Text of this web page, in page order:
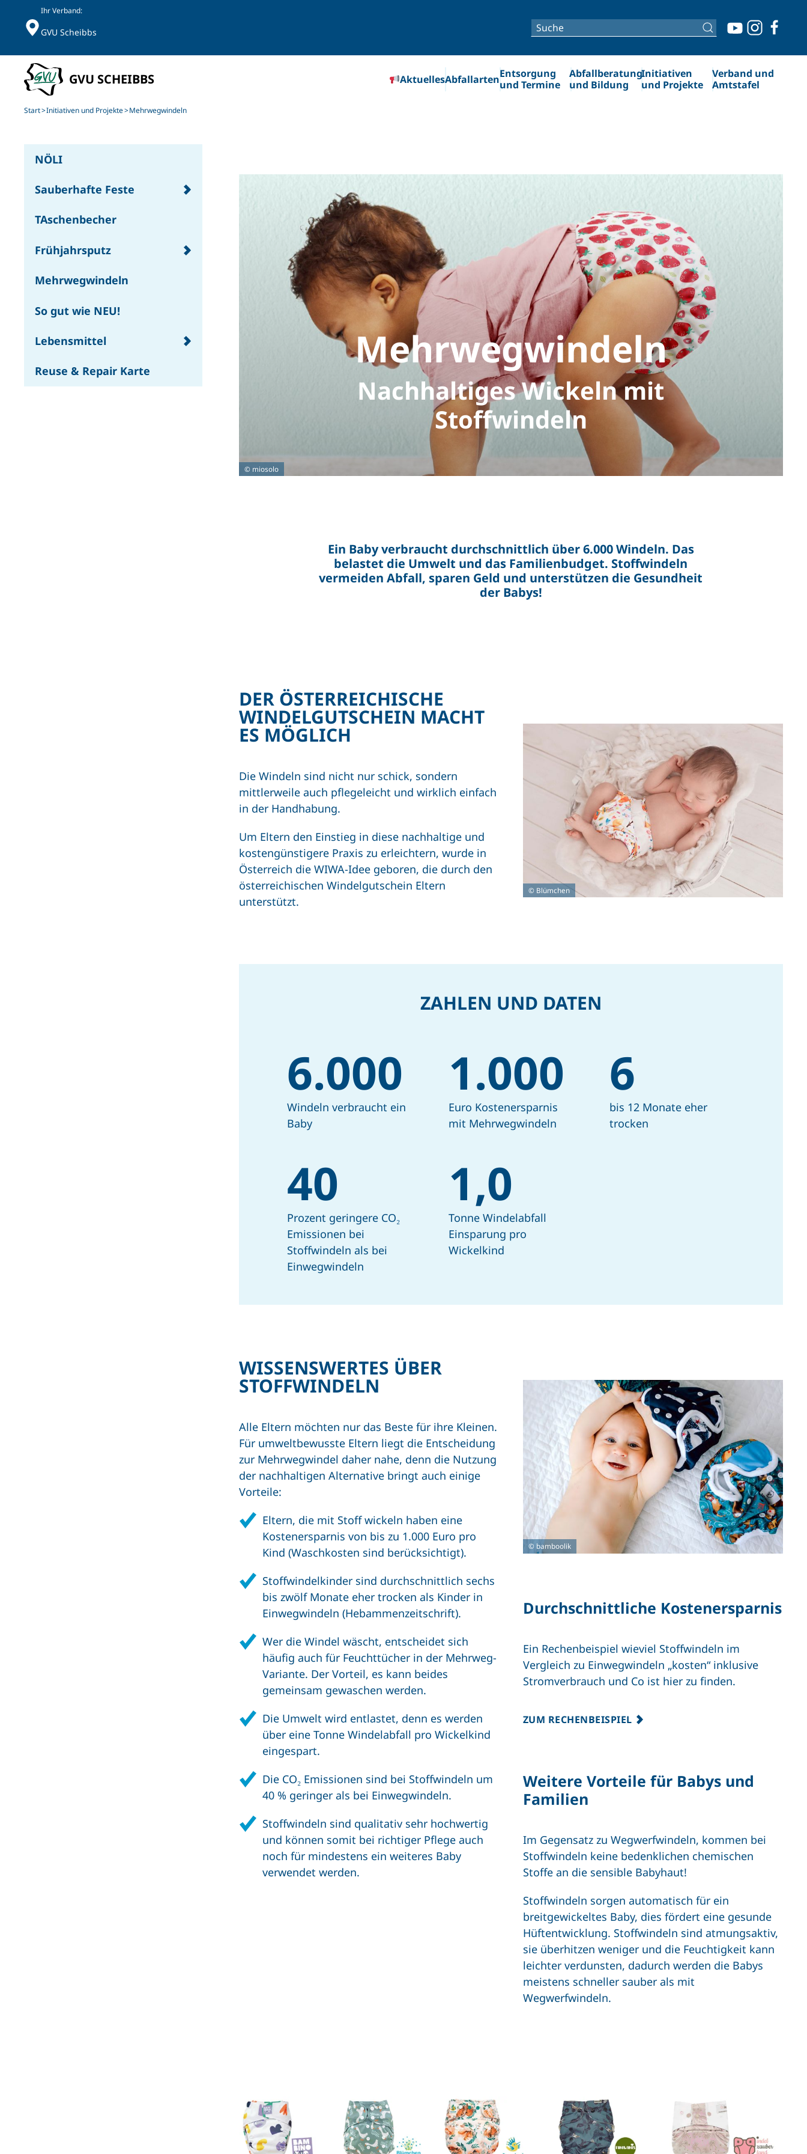
Skip to main content
Ihr Verband:
GVU Scheibbs
AktuellesAbfallartenEntsorgung
und Termine
Abfallberatung
und Bildung
Initiativen
und Projekte
Verband und
Amtstafel
Start Initiativen und Projekte Mehrwegwindeln
NÖLI
Sauberhafte Feste
TAschenbecher
Frühjahrsputz
Mehrwegwindeln
So gut wie NEU!
Lebensmittel
Reuse & Repair Karte
© miosolo
Mehrwegwindeln
Nachhaltiges Wickeln mit
Stoffwindeln
Ein Baby verbraucht durchschnittlich über 6.000 Windeln. Das
belastet die Umwelt und das Familienbudget. Stoffwindeln
vermeiden Abfall, sparen Geld und unterstützen die Gesundheit
der Babys!
DER ÖSTERREICHISCHE
WINDELGUTSCHEIN MACHT
ES MÖGLICH
Die Windeln sind nicht nur schick, sondern
mittlerweile auch pflegeleicht und wirklich einfach
in der Handhabung.
Um Eltern den Einstieg in diese nachhaltige und
kostengünstigere Praxis zu erleichtern, wurde in
Österreich die WIWA-Idee geboren, die durch den
österreichischen Windelgutschein Eltern
unterstützt.
© Blümchen
ZAHLEN UND DATEN
6.000
Windeln verbraucht ein
Baby
1.000
Euro Kostenersparnis
mit Mehrwegwindeln
6
bis 12 Monate eher
trocken
40
Prozent geringere CO₂
Emissionen bei
Stoffwindeln als bei
Einwegwindeln
1,0
Tonne Windelabfall
Einsparung pro
Wickelkind
WISSENSWERTES ÜBER
STOFFWINDELN
Alle Eltern möchten nur das Beste für ihre Kleinen.
Für umweltbewusste Eltern liegt die Entscheidung
zur Mehrwegwindel daher nahe, denn die Nutzung
der nachhaltigen Alternative bringt auch einige
Vorteile:
Eltern, die mit Stoff wickeln haben eine
Kostenersparnis von bis zu 1.000 Euro pro
Kind (Waschkosten sind berücksichtigt).
Stoffwindelkinder sind durchschnittlich sechs
bis zwölf Monate eher trocken als Kinder in
Einwegwindeln (Hebammenzeitschrift).
Wer die Windel wäscht, entscheidet sich
häufig auch für Feuchttücher in der Mehrweg-
Variante. Der Vorteil, es kann beides
gemeinsam gewaschen werden.
Die Umwelt wird entlastet, denn es werden
über eine Tonne Windelabfall pro Wickelkind
eingespart.
Die CO₂ Emissionen sind bei Stoffwindeln um
40 % geringer als bei Einwegwindeln.
Stoffwindeln sind qualitativ sehr hochwertig
und können somit bei richtiger Pflege auch
noch für mindestens ein weiteres Baby
verwendet werden.
© bamboolik
Durchschnittliche Kostenersparnis
Ein Rechenbeispiel wieviel Stoffwindeln im
Vergleich zu Einwegwindeln „kosten“ inklusive
Stromverbrauch und Co ist hier zu finden.
ZUM RECHENBEISPIEL
Weitere Vorteile für Babys und
Familien
Im Gegensatz zu Wegwerfwindeln, kommen bei
Stoffwindeln keine bedenklichen chemischen
Stoffe an die sensible Babyhaut!
Stoffwindeln sorgen automatisch für ein
breitgewickeltes Baby, dies fördert eine gesunde
Hüftentwicklung. Stoffwindeln sind atmungsaktiv,
sie überhitzen weniger und die Feuchtigkeit kann
leichter verdunsten, dadurch werden die Babys
meistens schneller sauber als mit
Wegwerfwindeln.